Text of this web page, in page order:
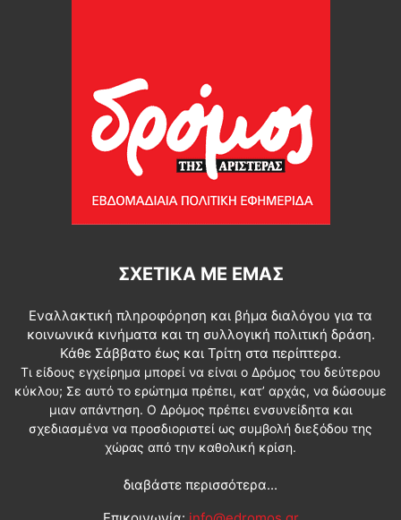
ΣΧΕΤΙΚΆ ΜΕ ΕΜΆΣ
Εναλλακτική πληροφόρηση και βήμα διαλόγου για τα
κοινωνικά κινήματα και τη συλλογική πολιτική δράση.
Κάθε Σάββατο έως και Τρίτη στα περίπτερα.
Τι είδους εγχείρημα μπορεί να είναι ο Δρόμος του δεύτερου
κύκλου; Σε αυτό το ερώτημα πρέπει, κατ’ αρχάς, να δώσουμε
μιαν απάντηση. Ο Δρόμος πρέπει ενσυνείδητα και
σχεδιασμένα να προσδιοριστεί ως συμβολή διεξόδου της
χώρας από την καθολική κρίση.
διαβάστε περισσότερα...